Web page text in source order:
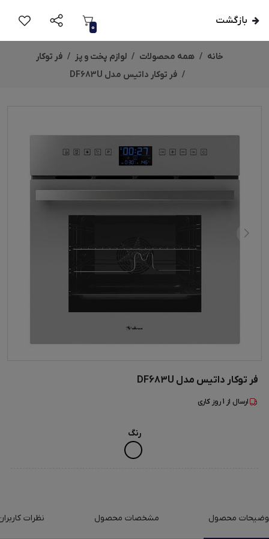
بازگشت
0
خانه همه محصولات لوازم پخت و پز
فر توکار
فر توکار داتیس مدل DF683U
فر توکار داتیس مدل DF683U
ارسال از 1روز کاری
رنگ
محصول مشخصات محصول نظرات